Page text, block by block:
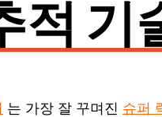
적 기
는 가장 잘 꾸며진 슈퍼